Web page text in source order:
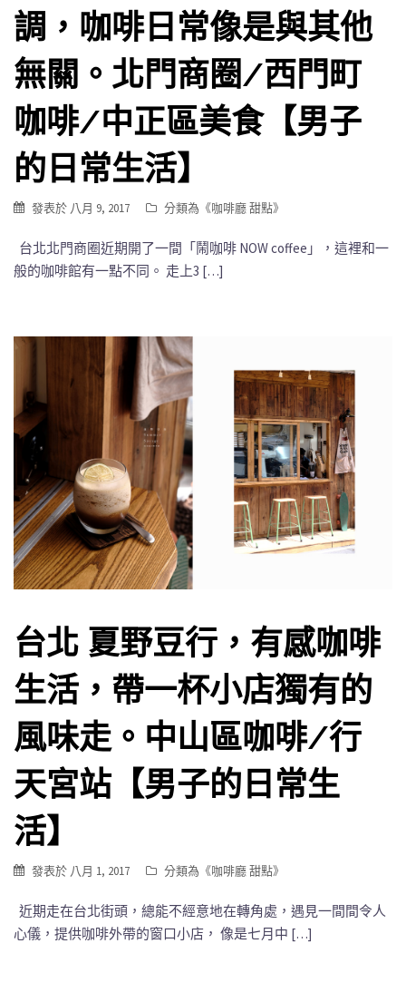
調，咖啡日常像是與其他
無關。北門商圈/西門町
咖啡/中正區美食【男子
的日常生活】
發表於 八月 9, 2017 分類為《咖啡廳 甜點》
台北北門商圈近期開了一間「鬧咖啡 NOW coffee」，這裡和一
般的咖啡館有一點不同。 走上3 […]
台北 夏野豆行，有感咖啡
生活，帶一杯小店獨有的
風味走。中山區咖啡/行
天宮站【男子的日常生
活】
發表於 八月 1, 2017 分類為《咖啡廳 甜點》
近期走在台北街頭，總能不經意地在轉角處，遇見一間間令人
心儀，提供咖啡外帶的窗口小店， 像是七月中 […]